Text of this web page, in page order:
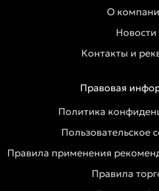
О
Новости
Контакты и
Правовая
Политика
Пользовательское
Правила применения
Правила